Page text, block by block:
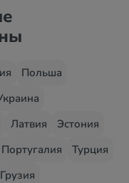
Польша
Латвия
Эстония
Португалия
Турция
Грузия